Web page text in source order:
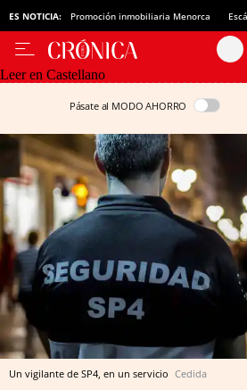
ES NOTICIA: Promoción inmobiliaria Menorca
Leer en Castellano
Pásate al MODO AHORRO
Un vigilante de SP4, en un servicio Cedida